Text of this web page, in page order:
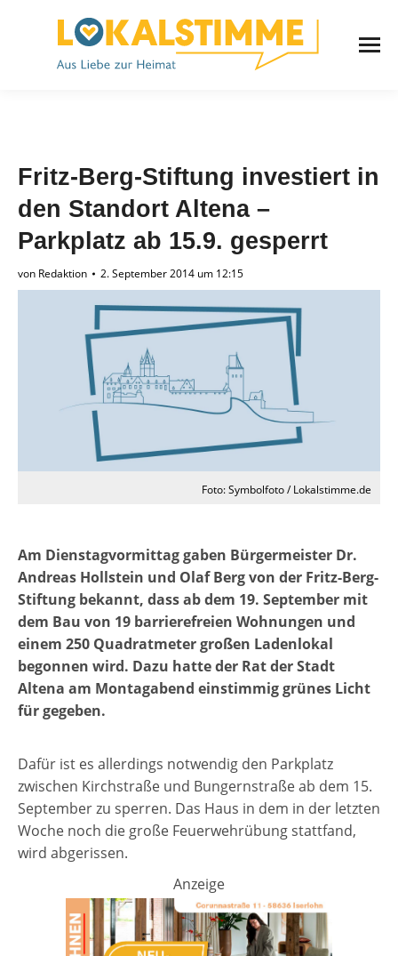
Fritz-Berg-Stiftung investiert in
den Standort Altena –
Parkplatz ab 15.9. gesperrt
von Redaktion 2. September 2014 um 12:15
Foto: Symbolfoto / Lokalstimme.de
Am Dienstagvormittag gaben Bürgermeister Dr.
Andreas Hollstein und Olaf Berg von der Fritz-Berg-
Stiftung bekannt, dass ab dem 19. September mit
dem Bau von 19 barrierefreien Wohnungen und
einem 250 Quadratmeter großen Ladenlokal
begonnen wird. Dazu hatte der Rat der Stadt
Altena am Montagabend einstimmig grünes Licht
für gegeben.
Dafür ist es allerdings notwendig den Parkplatz
zwischen Kirchstraße und Bungernstraße ab dem 15.
September zu sperren. Das Haus in dem in der letzten
Woche noch die große Feuerwehrübung stattfand,
wird abgerissen.
Anzeige